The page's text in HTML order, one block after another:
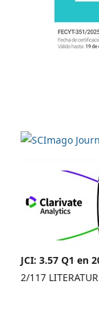
JCI: 3.57 Q1 en
2/117